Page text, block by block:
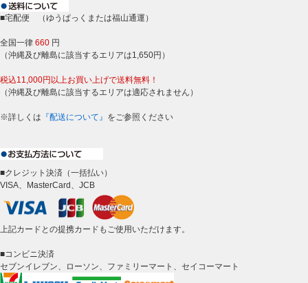
■宅配便 （ゆうぱっくまたは福山通運）
全国一律 660 円
（沖縄及び離島に該当するエリアは1,650円）
税込11,000円以上お買い上げで送料無料！
（沖縄及び離島に該当するエリアは適応されません）
※詳しくは 『配送について』 をご参照ください
■クレジット決済（一括払い）
VISA、MasterCard、JCB
上記カードとの提携カードもご使用いただけます。
■コンビニ決済
セブンイレブン、ローソン、ファミリーマート、セイコーマート